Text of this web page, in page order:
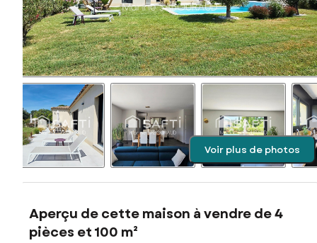
Voir plus de photos
Aperçu de cette maison à vendre de 4
pièces et 100 m²